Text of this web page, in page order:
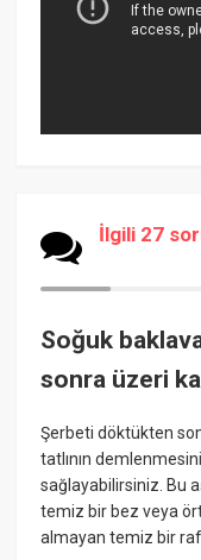
İlgili 27
Soğuk
sonra üzeri
Şerbeti döktükten
tatlının
sağlayabilirsiniz. Bu
temiz bir bez veya
almayan temiz bir